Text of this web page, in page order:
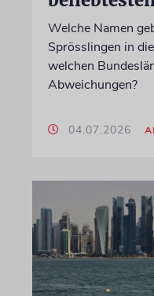
Welche Namen
Sprösslingen in
welchen
Abweichungen?
04.07.2026